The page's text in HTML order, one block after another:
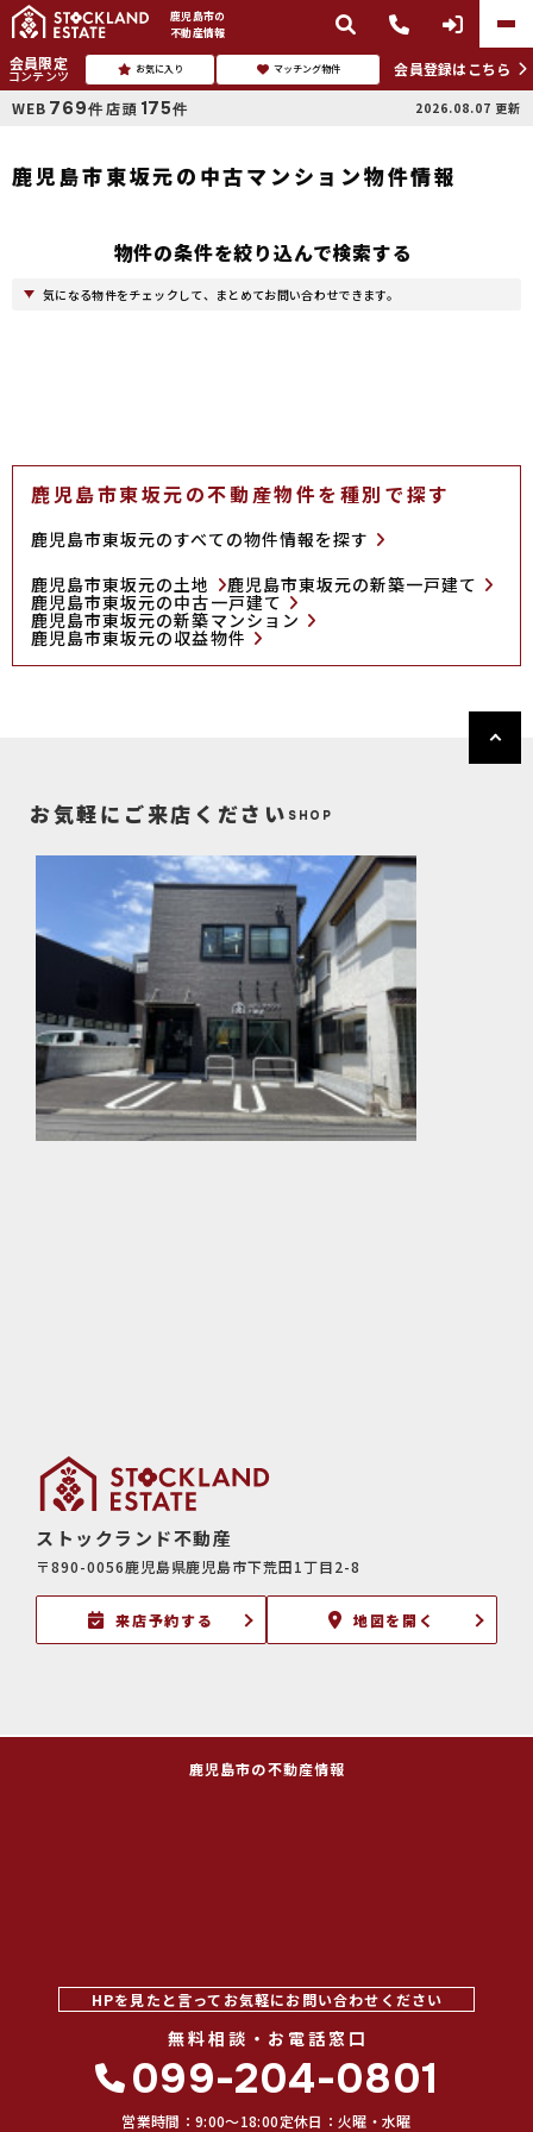
鹿児島市の
不動産情報
会員限定
コンテンツ お気に入り マッチング物件
会員登録はこちら
WEB 769件 店頭 175件 2026.08.07 更新
鹿児島市東坂元の中古マンション物件情報
物件の条件を絞り込んで検索する
気になる物件をチェックして、まとめてお問い合わせできます。
鹿児島市東坂元の不動産物件を種別で探す
鹿児島市東坂元のすべての物件情報を探す
鹿児島市東坂元の土地
鹿児島市東坂元の新築一戸建て
鹿児島市東坂元の中古一戸建て
鹿児島市東坂元の新築マンション
鹿児島市東坂元の収益物件
お気軽にご来店ください SHOP
ストックランド不動産
〒890-0056鹿児島県鹿児島市下荒田1丁目2-8
来店予約する 地図を開く
鹿児島市の不動産情報
HPを見たと言ってお気軽にお問い合わせください
無料相談・お電話窓口
099-204-0801
営業時間：9:00〜18:00定休日：火曜・水曜